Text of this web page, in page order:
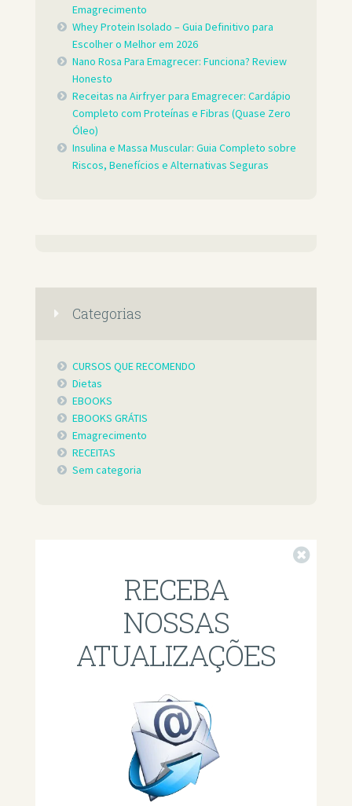
Emagrecimento
Whey Protein Isolado – Guia Definitivo para
Escolher o Melhor em 2026
Nano Rosa Para Emagrecer: Funciona? Review
Honesto
Receitas na Airfryer para Emagrecer: Cardápio
Completo com Proteínas e Fibras (Quase Zero
Óleo)
Insulina e Massa Muscular: Guia Completo sobre
Riscos, Benefícios e Alternativas Seguras
Categorias
CURSOS QUE RECOMENDO
Dietas
EBOOKS
EBOOKS GRÁTIS
Emagrecimento
RECEITAS
Sem categoria
RECEBA
NOSSAS
ATUALIZAÇÕES